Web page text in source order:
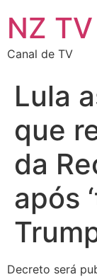
NZ TV
Canal de TV
Lula
que
da
após
Decreto será